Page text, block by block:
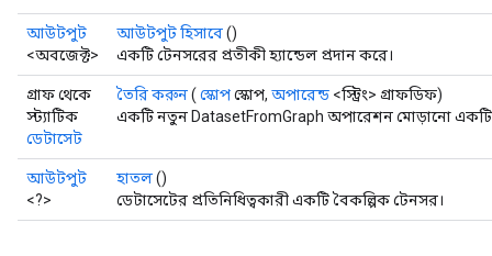
আউটপুট
<অবজেক্ট>
আউটপুট হিসাবে()
একটি টেনসরের প্রতীকী হ্যান্ডেল প্রদান করে।
গ্রাফ থেকে
স্ট্যাটিক
ডেটাসেট
তৈরি করুন( স্কোপস্কোপ, অপারেন্ড <স্ট্রিং> গ্রাফডিফ)
একটি নতুন DatasetFromGraph অপারেশন মোড়ানো একটি
আউটপুট
<?>
হাতল()
ডেটাসেটের প্রতিনিধিত্বকারী একটি বৈকল্পিক টেনসর।